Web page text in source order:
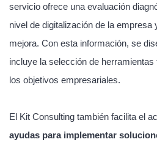
servicio ofrece una evaluación
nivel de digitalización de la empresa
mejora. Con esta información, se
incluye la selección de
los objetivos empresariales.
El Kit Consulting también facilita el
ayudas para implementar